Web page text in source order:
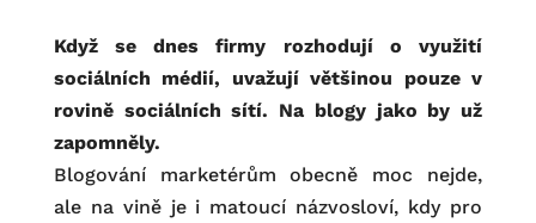
Když se dnes firmy rozhodují o využití
sociálních médií, uvažují většinou pouze v
rovině sociálních sítí. Na blogy jako by už
zapomněly.
Blogování marketérům obecně moc nejde,
ale na vině je i matoucí názvosloví, kdy pro